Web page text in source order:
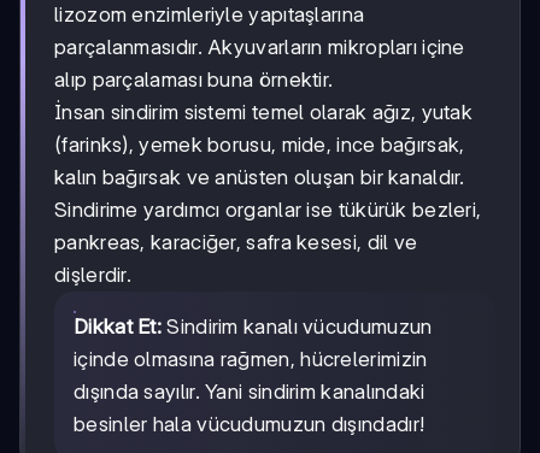
lizozom enzimleriyle yapıtaşlarına
parçalanmasıdır. Akyuvarların mikropları içine
alıp parçalaması buna örnektir.
İnsan sindirim sistemi temel olarak ağız, yutak
(farinks), yemek borusu, mide, ince bağırsak,
kalın bağırsak ve anüsten oluşan bir kanaldır.
Sindirime yardımcı organlar ise tükürük bezleri,
pankreas, karaciğer, safra kesesi, dil ve
dişlerdir.
Dikkat Et: Sindirim kanalı vücudumuzun
içinde olmasına rağmen, hücrelerimizin
dışında sayılır. Yani sindirim kanalındaki
besinler hala vücudumuzun dışındadır!